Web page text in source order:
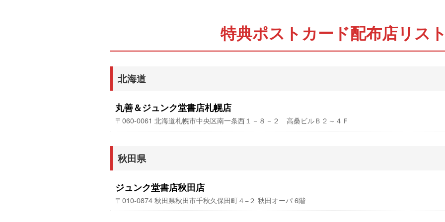
特典ポストカード配布店リス
北海道
丸善＆ジュンク堂書店札幌店
〒060-0061 北海道札幌市中央区南一条西１－８－２ 高桑ビルＢ２～４Ｆ
秋田県
ジュンク堂書店秋田店
〒010-0874 秋田県秋田市千秋久保田町４−２ 秋田オーパ 6階